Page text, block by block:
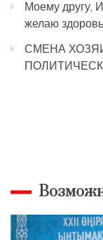
Моему другу,
желаю
СМЕНА